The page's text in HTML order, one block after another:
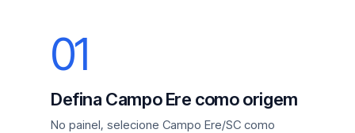
01
Defina Campo Ere como origem
No painel, selecione Campo Ere/SC como